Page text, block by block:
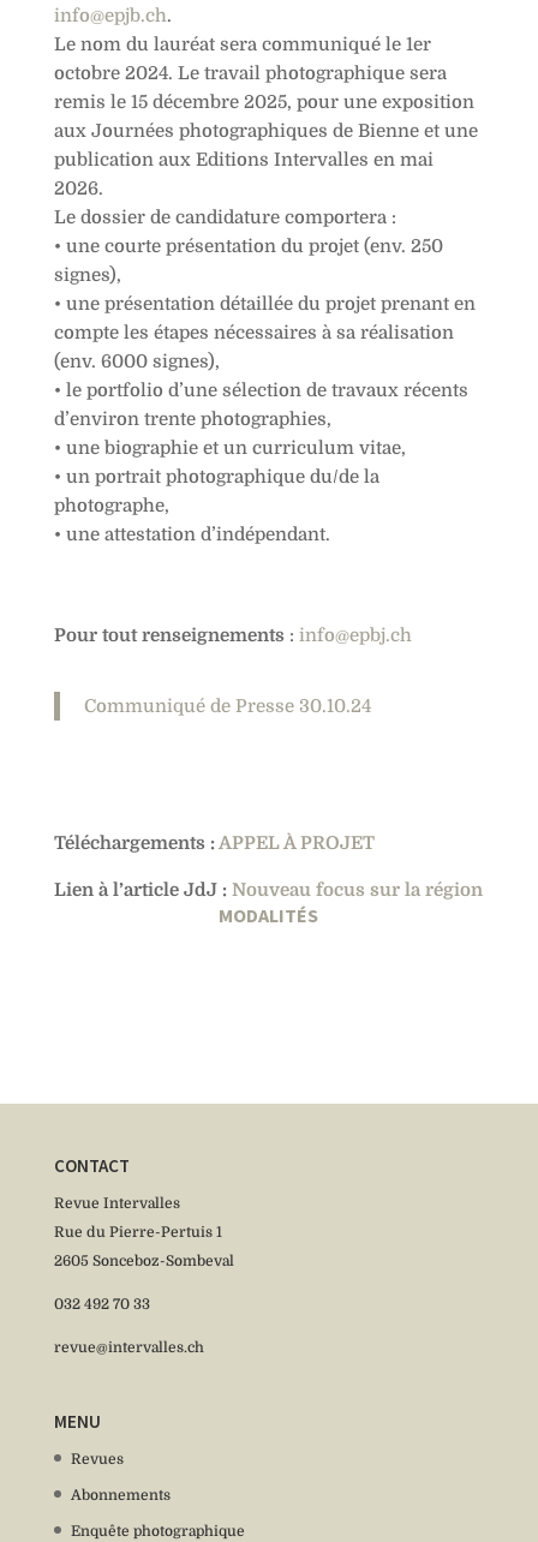
info@epjb.ch.
Le nom du lauréat sera communiqué le 1er
octobre 2024. Le travail photographique sera
remis le 15 décembre 2025, pour une exposition
aux Journées photographiques de Bienne et une
publication aux Editions Intervalles en mai
2026.
Le dossier de candidature comportera :
• une courte présentation du projet (env. 250
signes),
• une présentation détaillée du projet prenant en
compte les étapes nécessaires à sa réalisation
(env. 6000 signes),
• le portfolio d’une sélection de travaux récents
d’environ trente photographies,
• une biographie et un curriculum vitae,
• un portrait photographique du/de la
photographe,
• une attestation d’indépendant.
Pour tout renseignements: info@epbj.ch
Communiqué de Presse 30.10.24
Téléchargements :APPEL À PROJET
Lien à l’article JdJ : Nouveau focus sur la région
MODALITÉS
CONTACT
Revue Intervalles
Rue du Pierre-Pertuis 1
2605 Sonceboz-Sombeval
032 492 70 33
revue@intervalles.ch
MENU
Revues
Abonnements
Enquête photographique